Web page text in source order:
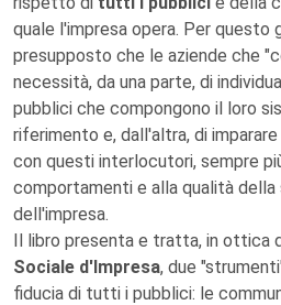
quale l'impresa opera. Per questo
presupposto che le aziende che
necessità, da una parte, di
pubblici che compongono il loro
riferimento e, dall'altra, di imparare
con questi interlocutori, sempre
comportamenti e alla qualità
dell'impresa.
Il libro presenta e tratta, in ottica
Sociale d'Impresa, due
fiducia di tutti i pubblici: le